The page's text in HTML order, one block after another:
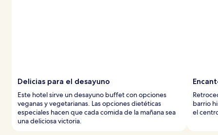
Delicias para el desayuno
Este hotel sirve un desayuno buffet con opciones
veganas y vegetarianas. Las opciones dietéticas
especiales hacen que cada comida de la mañana sea
una deliciosa victoria.
barrio
el